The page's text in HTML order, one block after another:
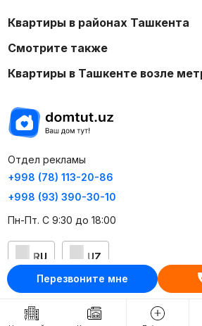
Перезвоните мне
Квартиры в районах Ташкента
Смотрите также
Квартиры в Ташкенте возле
Отдел рекламы
+998 (78) 113-20-86
+998 (93) 390-30-10
Пн-Пт. С 9:30 до 18:00
RU UZ
Контакты
О проекте